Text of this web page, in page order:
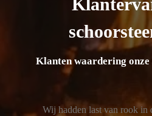
Klanten waardering onze
Wij hadden last van rook in